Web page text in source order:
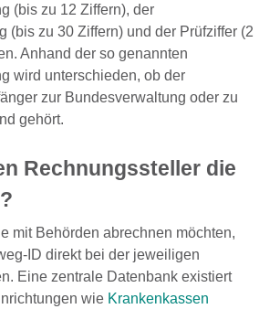
(bis zu 12 Ziffern), der
(bis zu 30 Ziffern) und der Prüfziffer (2
Anhand der so genannten
wird unterschieden, ob der
zur Bundesverwaltung oder zu
gehört.
Rechnungssteller die
mit Behörden abrechnen möchten,
ID direkt bei der jeweiligen
Eine zentrale Datenbank existiert
wie Krankenkassen